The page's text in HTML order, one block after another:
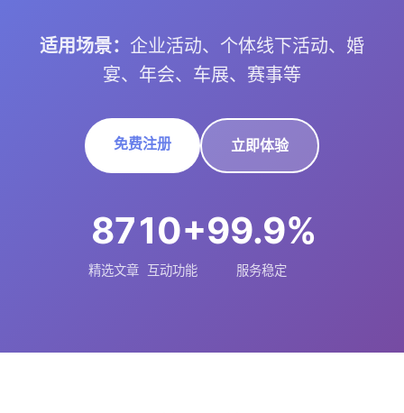
适用场景： 企业活动、个体线下活动、婚
宴、年会、车展、赛事等
免费注册 立即体验
87
精选文章
10+
互动功能
99.9%
服务稳定